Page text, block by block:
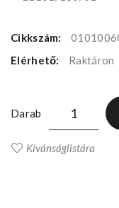
Cikkszám:
Elérhető:
Raktáron
Darab
Kívánságlistára